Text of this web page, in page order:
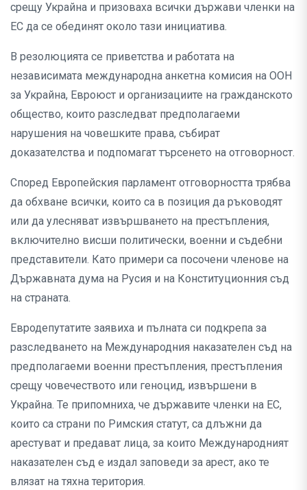
срещу Украйна и призоваха всички държави членки на
ЕС да се обединят около тази инициатива.
В резолюцията се приветства и работата на
независимата международна анкетна комисия на ООН
за Украйна, Евроюст и организациите на гражданското
общество, които разследват предполагаеми
нарушения на човешките права, събират
доказателства и подпомагат търсенето на отговорност.
Според Европейския парламент отговорността трябва
да обхване всички, които са в позиция да ръководят
или да улесняват извършването на престъпления,
включително висши политически, военни и съдебни
представители. Като примери са посочени членове на
Държавната дума на Русия и на Конституционния съд
на страната.
Евродепутатите заявиха и пълната си подкрепа за
разследването на Международния наказателен съд на
предполагаеми военни престъпления, престъпления
срещу човечеството или геноцид, извършени в
Украйна. Те припомниха, че държавите членки на ЕС,
които са страни по Римския статут, са длъжни да
арестуват и предават лица, за които Международният
наказателен съд е издал заповеди за арест, ако те
влязат на тяхна територия.